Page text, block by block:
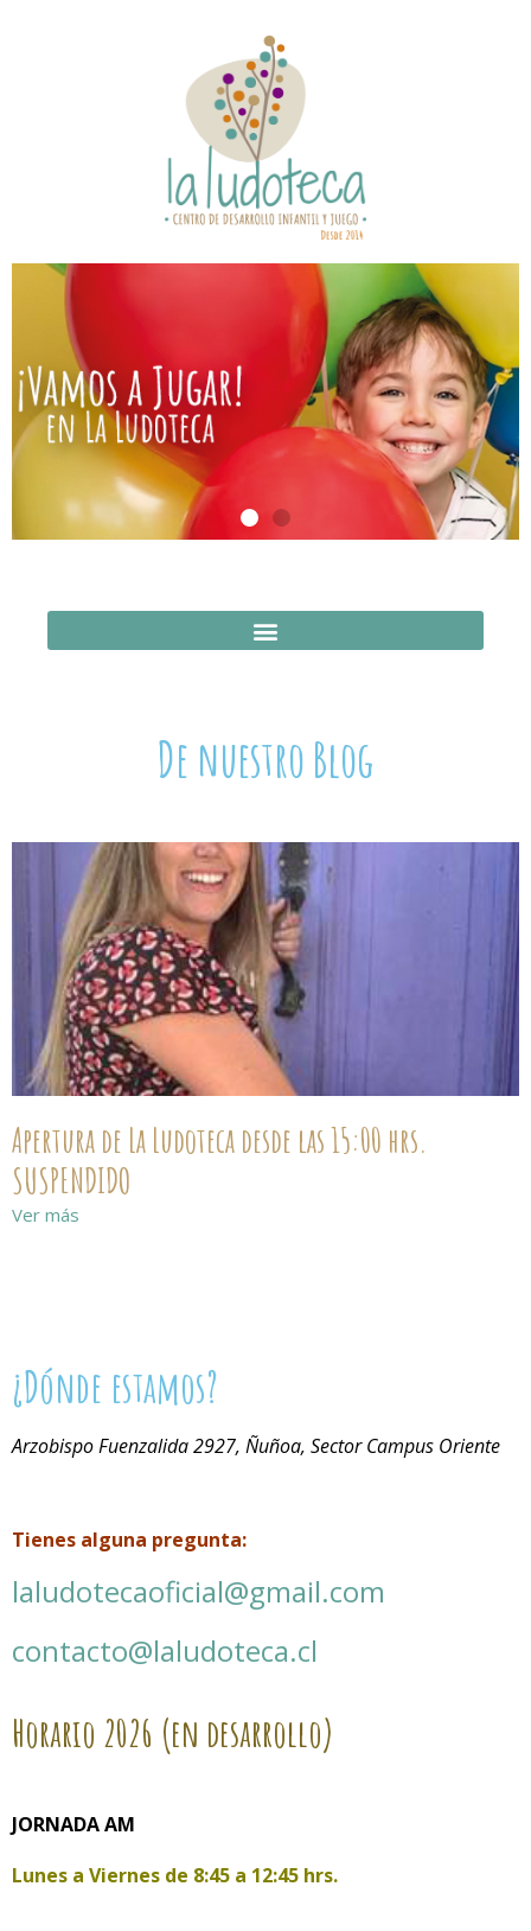
De nuestro Blog
Apertura de La Ludoteca desde las 15:00 hrs.
SUSPENDIDO
Ver más
¿Dónde estamos?
Arzobispo Fuenzalida 2927, Ñuñoa, Sector Campus Oriente
Tienes alguna pregunta:
laludotecaoficial@gmail.com
contacto@laludoteca.cl
Horario 2026 (en desarrollo)
JORNADA AM
Lunes a Viernes de 8:45 a 12:45 hrs.